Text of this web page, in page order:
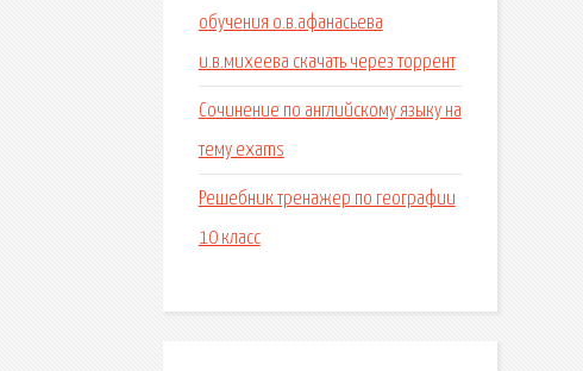
обучения о.в.афанасьева
и.в.михеева скачать через торрент
Сочинение по английскому языку на
тему exams
Решебник тренажер по географии
10 класс